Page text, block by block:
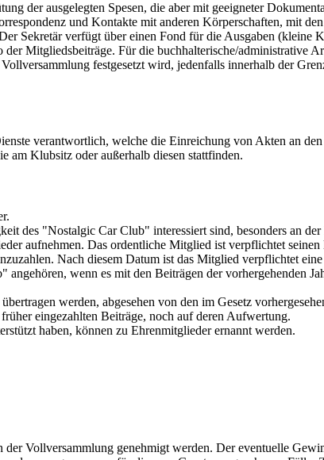
der ausgelegten Spesen, die aber mit geeigneter
und Kontakte mit anderen Körperschaften, mit
Sekretär verfügt über einen Fond für die Ausgaben (kleine
Mitgliedsbeiträge. Für die buchhalterische/administrative
festgesetzt wird, jedenfalls innerhalb der
verantwortlich, welche die Einreichung von Akten an
am Klubsitz oder außerhalb diesen stattfinden.
des "Nostalgic Car Club" interessiert sind, besonders an
aufnehmen. Das ordentliche Mitglied ist verpflichtet
Nach diesem Datum ist das Mitglied verpflichtet
wenn es mit den Beiträgen der vorhergehenden
werden, abgesehen von den im Gesetz
eingezahlten Beiträge, noch auf deren Aufwertung.
haben, können zu Ehrenmitglieder ernannt werden.
Vollversammlung genehmigt werden. Der eventuelle